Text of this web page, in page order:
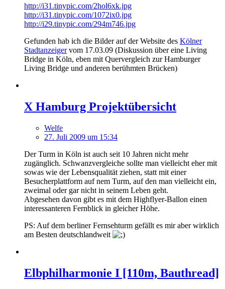
http://i31.tinypic.com/2hol6xk.jpg
http://i31.tinypic.com/1072ix0.jpg
http://i29.tinypic.com/294m746.jpg
Gefunden hab ich die Bilder auf der Website des Kölner
Stadtanzeigervom 17.03.09 (Diskussion über eine Living
Bridge in Köln, eben mit Quervergleich zur Hamburger
Living Bridge und anderen berühmten Brücken)
X Hamburg Projektübersicht
Welfe
27. Juli 2009 um 15:34
Der Turm in Köln ist auch seit 10 Jahren nicht mehr
zugänglich. Schwanzvergleiche sollte man vielleicht eher mit
sowas wie der Lebensqualität ziehen, statt mit einer
Besucherplattform auf nem Turm, auf den man vielleicht ein,
zweimal oder gar nicht in seinem Leben geht.
Abgesehen davon gibt es mit dem Highflyer-Ballon einen
interessanteren Fernblick in gleicher Höhe.
PS: Auf dem berliner Fernsehturm gefällt es mir aber wirklich
am Besten deutschlandweit
Elbphilharmonie I [110m, Bauthread]